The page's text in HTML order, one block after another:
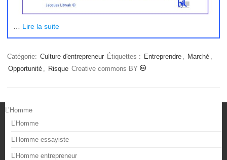
Lire la suite
Catégorie: Culture d'entrepreneur Étiquettes : Entreprendre Marché
Opportunité
Risque Creative commons BY
L’Homme
L’Homme
L’Homme essayiste
L’Homme entrepreneur